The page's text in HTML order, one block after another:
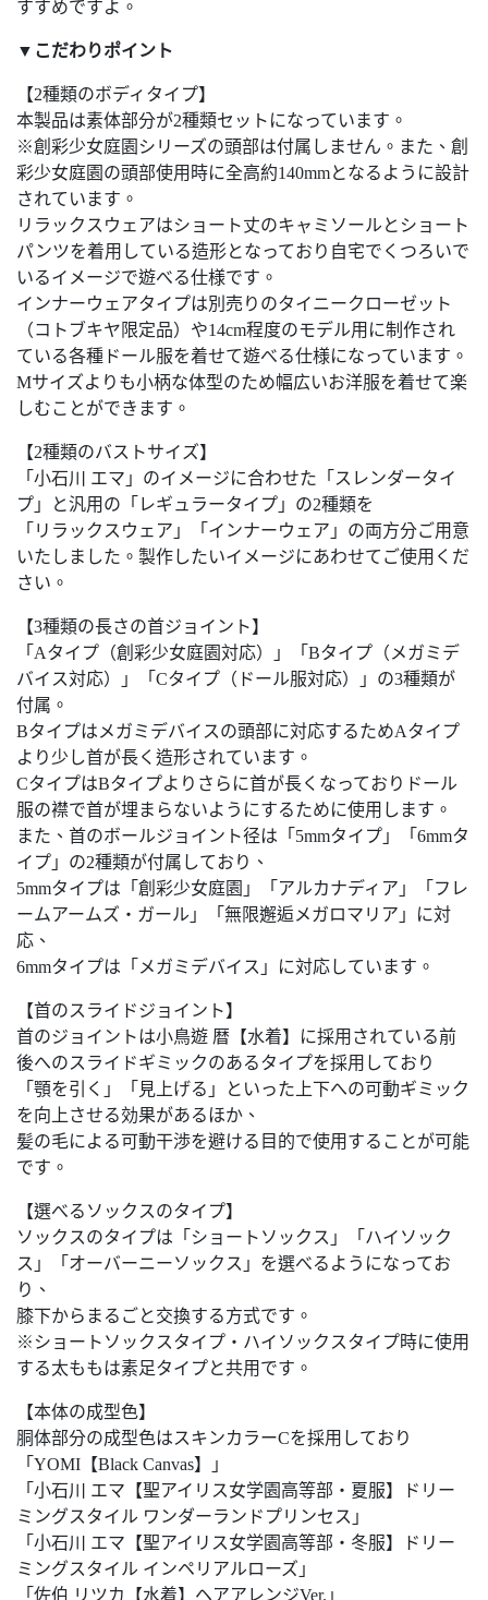
すすめですよ。
▼こだわりポイント
【2種類のボディタイプ】
本製品は素体部分が2種類セットになっています。
※創彩少女庭園シリーズの頭部は付属しません。また、創
彩少女庭園の頭部使用時に全高約140mmとなるように設計
されています。
リラックスウェアはショート丈のキャミソールとショート
パンツを着用している造形となっており自宅でくつろいで
いるイメージで遊べる仕様です。
インナーウェアタイプは別売りのタイニークローゼット
（コトブキヤ限定品）や14cm程度のモデル用に制作され
ている各種ドール服を着せて遊べる仕様になっています。
Mサイズよりも小柄な体型のため幅広いお洋服を着せて楽
しむことができます。
【2種類のバストサイズ】
「小石川 エマ」のイメージに合わせた「スレンダータイ
プ」と汎用の「レギュラータイプ」の2種類を
「リラックスウェア」「インナーウェア」の両方分ご用意
いたしました。製作したいイメージにあわせてご使用くだ
さい。
【3種類の長さの首ジョイント】
「Aタイプ（創彩少女庭園対応）」「Bタイプ（メガミデ
バイス対応）」「Cタイプ（ドール服対応）」の3種類が
付属。
Bタイプはメガミデバイスの頭部に対応するためAタイプ
より少し首が長く造形されています。
CタイプはBタイプよりさらに首が長くなっておりドール
服の襟で首が埋まらないようにするために使用します。
また、首のボールジョイント径は「5mmタイプ」「6mmタ
イプ」の2種類が付属しており、
5mmタイプは「創彩少女庭園」「アルカナディア」「フレ
ームアームズ・ガール」「無限邂逅メガロマリア」に対
応、
6mmタイプは「メガミデバイス」に対応しています。
【首のスライドジョイント】
首のジョイントは小鳥遊 暦【水着】に採用されている前
後へのスライドギミックのあるタイプを採用しており
「顎を引く」「見上げる」といった上下への可動ギミック
を向上させる効果があるほか、
髪の毛による可動干渉を避ける目的で使用することが可能
です。
【選べるソックスのタイプ】
ソックスのタイプは「ショートソックス」「ハイソック
ス」「オーバーニーソックス」を選べるようになってお
り、
膝下からまるごと交換する方式です。
※ショートソックスタイプ・ハイソックスタイプ時に使用
する太ももは素足タイプと共用です。
【本体の成型色】
胴体部分の成型色はスキンカラーCを採用しており
「YOMI【Black Canvas】」
「小石川 エマ【聖アイリス女学園高等部・夏服】ドリー
ミングスタイル ワンダーランドプリンセス」
「小石川 エマ【聖アイリス女学園高等部・冬服】ドリー
ミングスタイル インペリアルローズ」
「佐伯 リツカ【水着】ヘアアレンジVer.」